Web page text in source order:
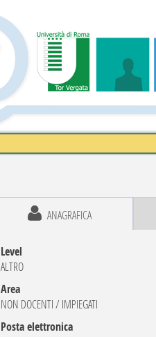
ANAGRAFICA
Level
ALTRO
Area
NON DOCENTI / IMPIEGATI
Posta elettronica